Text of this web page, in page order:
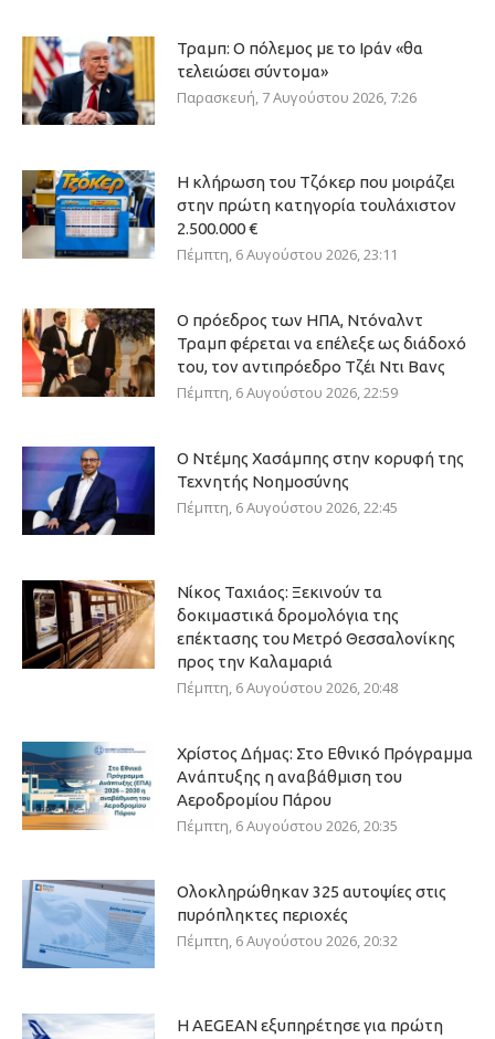
Τραμπ: Ο πόλεμος με το Ιράν «θα
τελειώσει σύντομα»
Παρασκευή, 7 Αυγούστου 2026, 7:26
Η κλήρωση του Τζόκερ που μοιράζει
στην πρώτη κατηγορία τουλάχιστον
2.500.000 €
Πέμπτη, 6 Αυγούστου 2026, 23:11
Ο πρόεδρος των ΗΠΑ, Ντόναλντ
Τραμπ φέρεται να επέλεξε ως διάδοχό
του, τον αντιπρόεδρο Τζέι Ντι Βανς
Πέμπτη, 6 Αυγούστου 2026, 22:59
Ο Ντέμης Χασάμπης στην κορυφή της
Τεχνητής Νοημοσύνης
Πέμπτη, 6 Αυγούστου 2026, 22:45
Νίκος Ταχιάος: Ξεκινούν τα
δοκιμαστικά δρομολόγια της
επέκτασης του Μετρό Θεσσαλονίκης
προς την Καλαμαριά
Πέμπτη, 6 Αυγούστου 2026, 20:48
Χρίστος Δήμας: Στο Εθνικό Πρόγραμμα
Ανάπτυξης η αναβάθμιση του
Αεροδρομίου Πάρου
Πέμπτη, 6 Αυγούστου 2026, 20:35
Ολοκληρώθηκαν 325 αυτοψίες στις
πυρόπληκτες περιοχές
Πέμπτη, 6 Αυγούστου 2026, 20:32
Η AEGEAN εξυπηρέτησε για πρώτη